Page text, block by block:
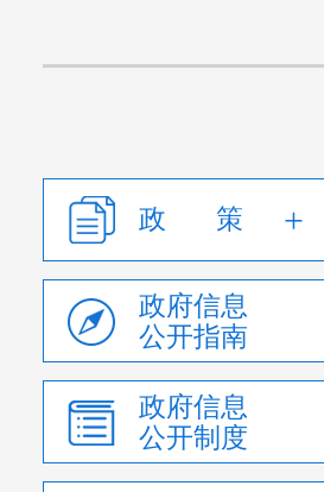
政 策
政府信息
公开指南
政府信息
公开制度